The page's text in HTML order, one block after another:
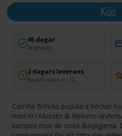
Köp
45 dagar
Ångerrätt
2 dagars leverans
Beställ innan kl. 12
Camilla Brincks populära böcker
med in i Musses & Heliums
kampen mot de onda duvjägarna.